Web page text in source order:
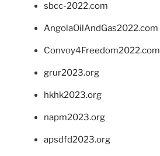
sbcc-2022.com
AngolaOilAndGas2022.com
Convoy4Freedom2022.com
grur2023.org
hkhk2023.org
napm2023.org
apsdfd2023.org